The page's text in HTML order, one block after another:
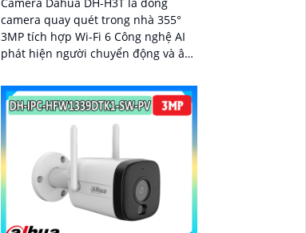
camera quay quét trong nhà 355°
3MP tích hợp Wi-Fi 6 Công nghệ AI
phát hiện người chuyển động và âm
chiều, hồng ngoại tầm xa ban đêm
10m hỗ trợ thẻ nhớ MicroSD 256GB
ONVIF và điều khiển từ xa qua ứng
dụng DMSS